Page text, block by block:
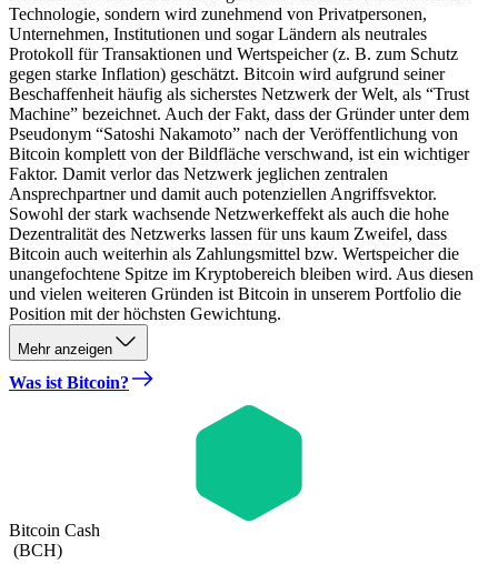
Technologie, sondern wird zunehmend von Privatpersonen,
Unternehmen, Institutionen und sogar Ländern als neutrales
Protokoll für Transaktionen und Wertspeicher (z. B. zum Schutz
gegen starke Inflation) geschätzt. Bitcoin wird aufgrund seiner
Beschaffenheit häufig als sicherstes Netzwerk der Welt, als “Trust
Machine” bezeichnet. Auch der Fakt, dass der Gründer unter dem
Pseudonym “Satoshi Nakamoto” nach der Veröffentlichung von
Bitcoin komplett von der Bildfläche verschwand, ist ein wichtiger
Faktor. Damit verlor das Netzwerk jeglichen zentralen
Ansprechpartner und damit auch potenziellen Angriffsvektor.
Sowohl der stark wachsende Netzwerkeffekt als auch die hohe
Dezentralität des Netzwerks lassen für uns kaum Zweifel, dass
Bitcoin auch weiterhin als Zahlungsmittel bzw. Wertspeicher die
unangefochtene Spitze im Kryptobereich bleiben wird. Aus diesen
und vielen weiteren Gründen ist Bitcoin in unserem Portfolio die
Position mit der höchsten Gewichtung.
Mehr anzeigen
Was ist Bitcoin?
Bitcoin Cash
(BCH)